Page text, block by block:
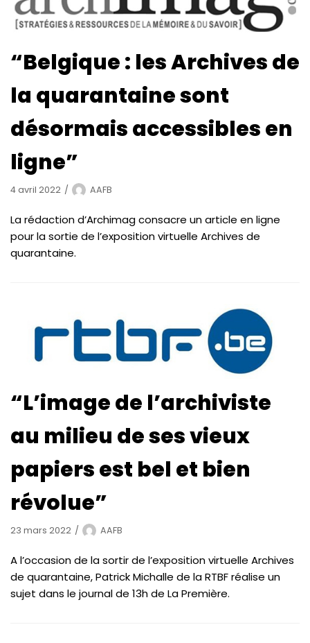
“Belgique : les Archives de
la quarantaine sont
désormais accessibles en
ligne”
4 avril 2022 AAFB
La rédaction d’Archimag consacre un article en ligne
pour la sortie de l’exposition virtuelle Archives de
quarantaine.
“L’image de l’archiviste
au milieu de ses vieux
papiers est bel et bien
révolue”
23 mars 2022 AAFB
A l’occasion de la sortir de l’exposition virtuelle Archives
de quarantaine, Patrick Michalle de la RTBF réalise un
sujet dans le journal de 13h de La Première.